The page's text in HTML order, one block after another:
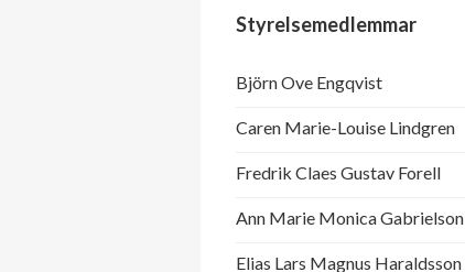
Styrelsemedlemmar
Björn Ove Engqvist
Caren Marie-Louise Lindgren
Fredrik Claes Gustav Forell
Ann Marie Monica Gabrielson
Elias Lars Magnus Haraldsson